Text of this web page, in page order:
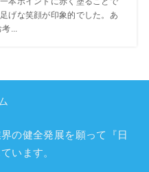
げな笑顔が印象的でした。あ
...
の健全発展を願って『 日
います。